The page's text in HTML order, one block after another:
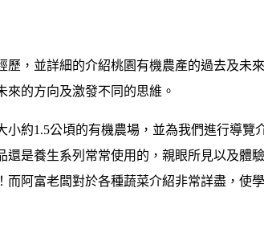
，並詳細的介紹桃園有機農產的過去及
的方向及激發不同的思維。
約1.5公頃的有機農場，並為我們進行導
是養生系列常常使用的，親眼所見以及
阿富老闆對於各種蔬菜介紹非常詳盡，使